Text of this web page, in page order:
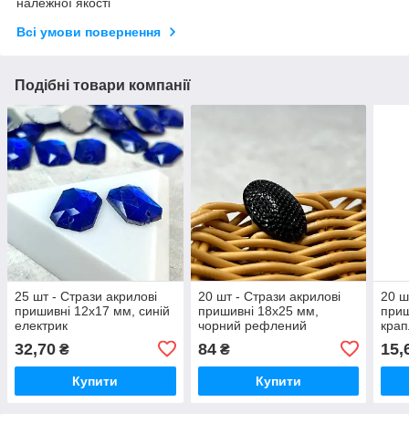
Всі умови повернення
Подібні товари компанії
25 шт - Стрази акрилові
пришивні 12х17 мм, синій
електрик
32,70 ₴
Купити
20 шт - Стрази акрилові
пришивні 18х25 мм,
чорний рефлений
84₴
Купити
20